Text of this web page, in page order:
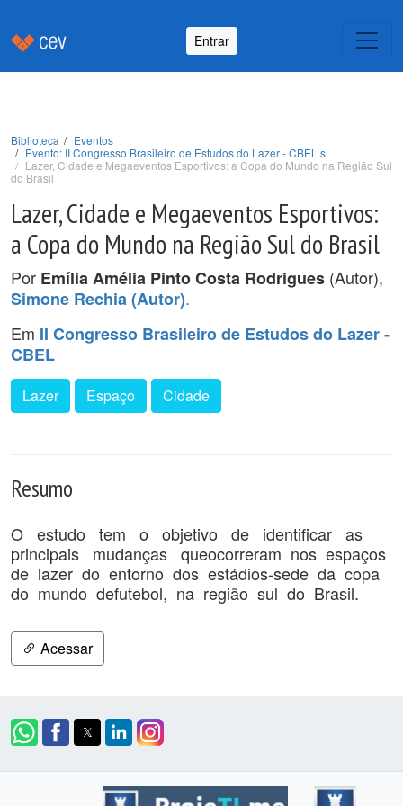
Entrar
Biblioteca
Eventos
Evento: II Congresso Brasileiro de Estudos do Lazer - CBEL s
Lazer, Cidade e Megaeventos Esportivos: a Copa do Mundo na Região Sul
do Brasil
Lazer, Cidade e Megaeventos Esportivos:
a Copa do Mundo na Região Sul do Brasil
Por Emília Amélia Pinto Costa Rodrigues (Autor),
Simone Rechia (Autor).
Em II Congresso Brasileiro de Estudos do Lazer -
CBEL
Lazer Espaço Cidade
Resumo
O estudo tem o objetivo de identificar as
principais mudanças queocorreram nos espaços
de lazer do entorno dos estádios-sede da copa
do mundo defutebol, na região sul do Brasil.
Acessar